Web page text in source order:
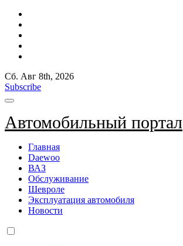
Сб. Авг 8th, 2026
Subscribe
Автомобильный портал
Главная
Daewoo
ВАЗ
Обслуживание
Шевроле
Эксплуатация автомобиля
Новости